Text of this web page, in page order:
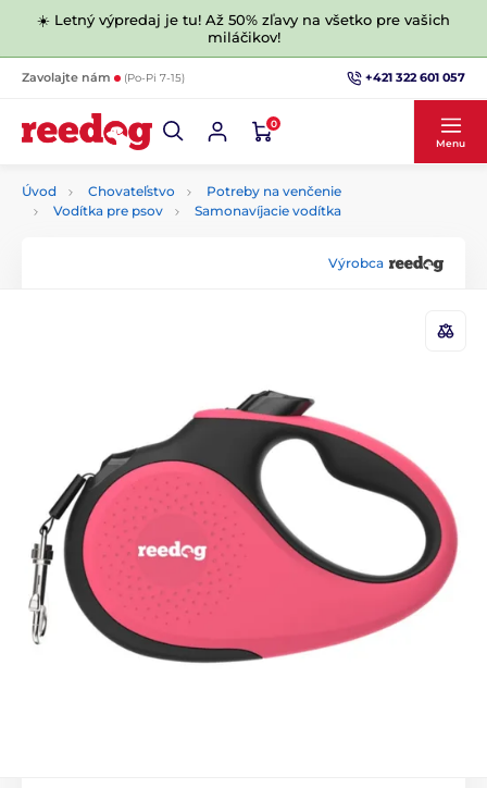
☀️ Letný výpredaj je tu! Až 50% zľavy na všetko pre vašich
miláčikov!
Zavolajte nám (Po-Pi 7-15) +421 322 601 057
0
Menu
Úvod Chovateľstvo
Potreby na venčenie
Vodítka pre psov
Samonavíjacie vodítka
Výrobca